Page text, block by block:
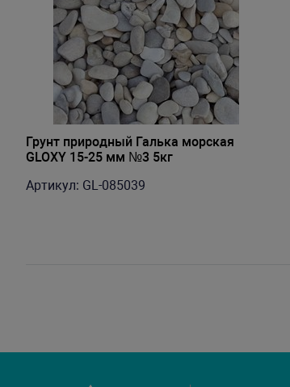
Грунт природный Галька морская
GLOXY 15-25 мм №3 5кг
Артикул: GL-085039